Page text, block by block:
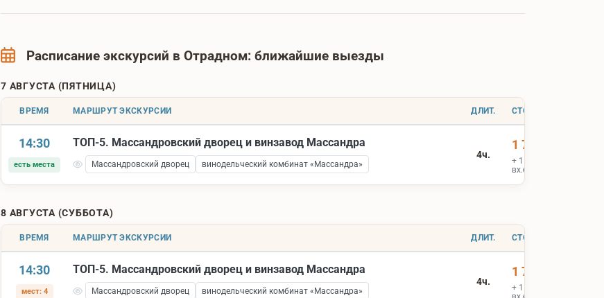
Расписание экскурсий в Отрадном: ближайшие выезды
7 АВГУСТА (ПЯТНИЦА)
ВРЕМЯ МАРШРУТ ЭКСКУРСИИ ДЛИТ. СТОИМОСТЬ
14:30
есть места
ТОП-5. Массандровский дворец и винзавод Массандра
Массандровский дворец винодельческий комбинат «Массандра»
4ч.
1 700 ₽
+ 1 900 ₽
вх.билеты
8 АВГУСТА (СУББОТА)
ВРЕМЯ МАРШРУТ ЭКСКУРСИИ ДЛИТ. СТОИМОСТЬ
14:30
мест: 4
ТОП-5. Массандровский дворец и винзавод Массандра
Массандровский дворец винодельческий комбинат «Массандра»
4ч.
1 700 ₽
+ 1 900 ₽